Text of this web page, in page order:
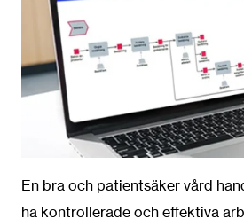
En bra och patientsäker vård
ha kontrollerade och effektiva